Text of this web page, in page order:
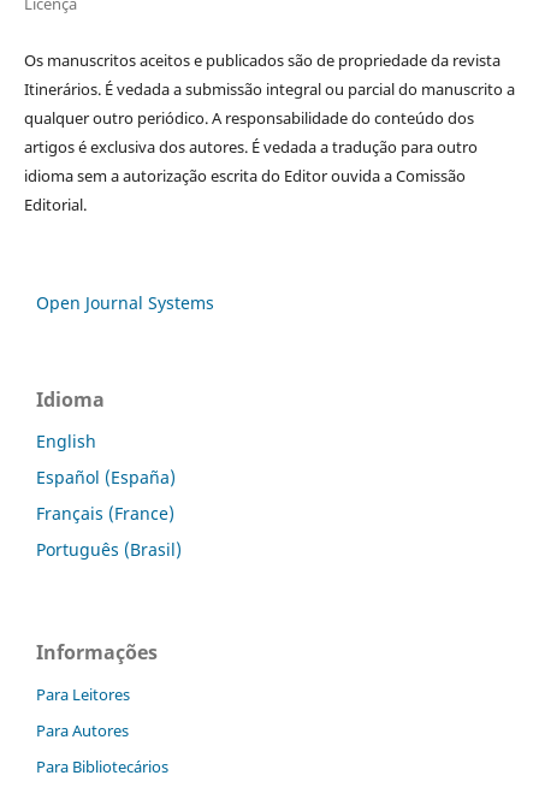
Os manuscritos aceitos e publicados são de propriedade da revista
Itinerários. É vedada a submissão integral ou parcial do manuscrito a
qualquer outro periódico. A responsabilidade do conteúdo dos
artigos é exclusiva dos autores. É vedada a tradução para outro
idioma sem a autorização escrita do Editor ouvida a Comissão
Editorial.
Open Journal Systems
Idioma
English
Español (España)
Français (France)
Português (Brasil)
Informações
Para Leitores
Para Autores
Para Bibliotecários